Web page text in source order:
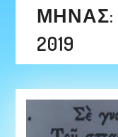
ΜΉΝΑΣ:
2019